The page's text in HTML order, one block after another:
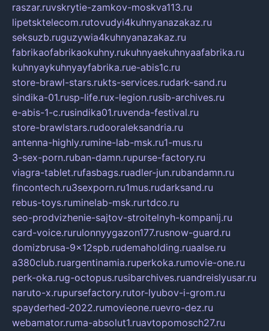
raszar.ruvskrytie-zamkov-moskva113.ru
lipetsktelecom.rutovudyi4kuhnyanazakaz.ru
seksuzb.ruguzywia4kuhnyanazakaz.ru
fabrikaofabrikaokuhny.rukuhnyaekuhnyaafabrika.ru
kuhnyaykuhnyayfabrika.rue-abis1c.ru
store-brawl-stars.rukts-services.rudark-sand.ru
sindika-01.rusp-life.rux-legion.rusib-archives.ru
e-abis-1-c.rusindika01.ruvenda-festival.ru
store-brawlstars.rudooraleksandria.ru
antenna-highly.rumine-lab-msk.ru1-mus.ru
3-sex-porn.ruban-damn.rupurse-factory.ru
viagra-tablet.rufasbags.ruadler-jun.rubandamn.ru
fincontech.ru3sexporn.ru1mus.rudarksand.ru
rebus-toys.ruminelab-msk.rurtdco.ru
seo-prodvizhenie-sajtov-stroitelnyh-kompanij.ru
card-voice.rurulonnyygazon177.rusnow-guard.ru
domizbrusa-9x12spb.rudemaholding.ruaalse.ru
a380club.ruargentinamia.ruperkoka.rumovie-one.ru
perk-oka.rug-octopus.rusibarchives.ruandreislyusar.ru
naruto-x.rupursefactory.rutor-lyubov-i-grom.ru
spayderhed-2022.rumovieone.ruevro-dez.ru
webamator.ruma-absolut1.ruavtopomosch27.ru